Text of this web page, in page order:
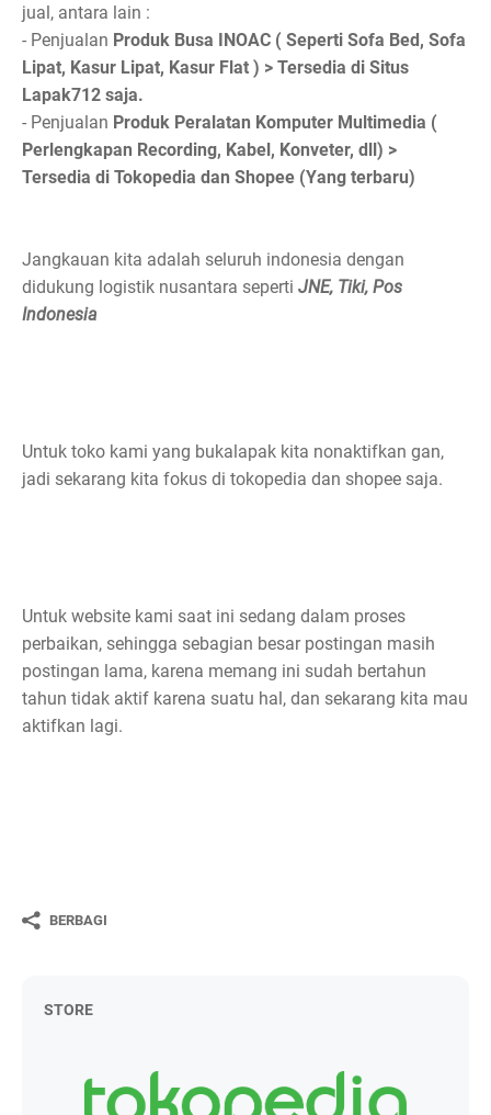
jual, antara lain :
- Penjualan Produk Busa INOAC ( Seperti Sofa Bed, Sofa
Lipat, Kasur Lipat, Kasur Flat ) > Tersedia di Situs
Lapak712 saja.
- Penjualan Produk Peralatan Komputer Multimedia (
Perlengkapan Recording, Kabel, Konveter, dll) >
Tersedia di Tokopedia dan Shopee (Yang terbaru)
Jangkauan kita adalah seluruh indonesia dengan
didukung logistik nusantara seperti JNE, Tiki, Pos
Indonesia
Untuk toko kami yang bukalapak kita nonaktifkan gan,
jadi sekarang kita fokus di tokopedia dan shopee saja.
Untuk website kami saat ini sedang dalam proses
perbaikan, sehingga sebagian besar postingan masih
postingan lama, karena memang ini sudah bertahun
tahun tidak aktif karena suatu hal, dan sekarang kita mau
aktifkan lagi.
BERBAGI
STORE
Powered byHelp